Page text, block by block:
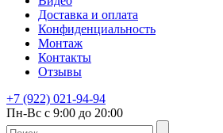
Доставка и оплата
Конфиденциальность
Монтаж
Контакты
Отзывы
+7 (922) 021-94-94
Пн-Вс с 9:00 до 20:00